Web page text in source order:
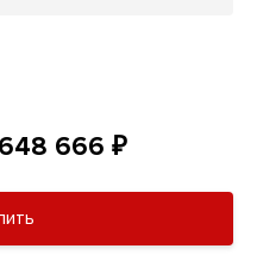
666 ₽